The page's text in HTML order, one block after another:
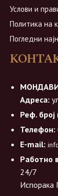
Услови и
Политика на
Погледни
МОНДАВИ
Адреса:
Реф.
Телефон:
E-mail:
Работно
24/7